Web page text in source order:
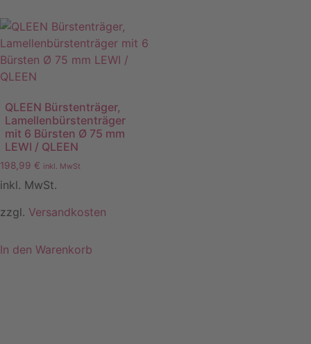
QLEEN Bürstenträger,
Lamellenbürstenträger
mit 6 Bürsten Ø 75 mm
LEWI / QLEEN
198,99 € inkl. MwSt
inkl. MwSt.
zzgl. Versandkosten
In den Warenkorb